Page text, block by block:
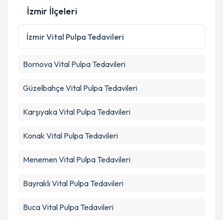
İzmir İlçeleri
İzmirVital Pulpa Tedavileri
BornovaVital Pulpa Tedavileri
Güzelbahçe Vital Pulpa Tedavileri
KarşıyakaVital Pulpa Tedavileri
Konak Vital Pulpa Tedavileri
MenemenVital Pulpa Tedavileri
BayraklıVital Pulpa Tedavileri
BucaVital Pulpa Tedavileri